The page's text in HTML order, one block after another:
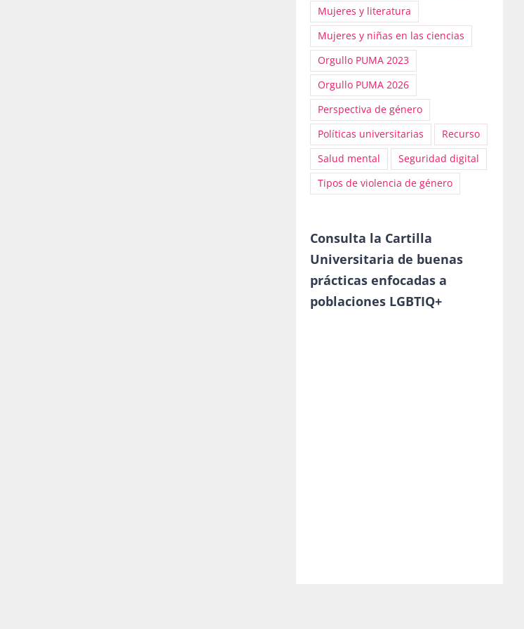
Mujeres y literatura
Mujeres y niñas en las ciencias
Orgullo PUMA 2023
Orgullo PUMA 2026
Perspectiva de género
Políticas universitarias
Recurso
Salud mental
Seguridad digital
Tipos de violencia de género
Consulta la Cartilla
Universitaria de buenas
prácticas enfocadas a
poblaciones LGBTIQ+